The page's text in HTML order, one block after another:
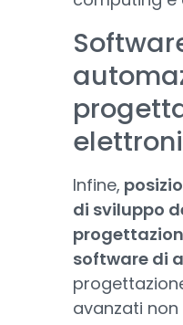
Infine,
di sviluppo
software di
avanzati